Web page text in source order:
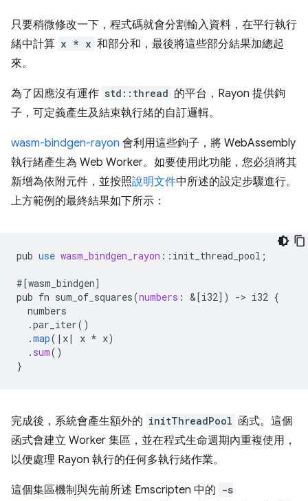
只要稍微修改一下，程式碼就會分割輸入資料，在平行執行
緒中計算 x * x 和部分和，最後將這些部分結果加總起
來。
為了因應沒有運作 std::thread 的平台，Rayon 提供鉤
子，可定義產生及結束執行緒的自訂邏輯。
wasm-bindgen-rayon 會利用這些鉤子，將 WebAssembly
執行緒產生為 Web Worker。如要使用此功能，您必須將其
新增為依附元件，並按照說明文件中所述的設定步驟進行。
上方範例的最終結果如下所示：
pub use wasm_bindgen_rayon : : init_thread_pool ;
#[wasm_bindgen]
pub fn sum_of_squares(numbers : &[i32] ) -> i32 {
numbers
.par_iter()
.map( | x| x * x)
. sum()
}
完成後，系統會產生額外的 initThreadPool 函式。這個
函式會建立 Worker 集區，並在程式生命週期內重複使用，
以便處理 Rayon 執行的任何多執行緒作業。
這個集區機制與先前所述 Emscripten 中的 -s